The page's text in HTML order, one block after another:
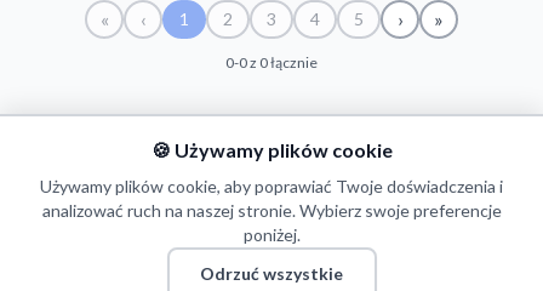
« ‹ 1 2 3 4 5 › »
0-0 z 0 łącznie
ZAWODNIK LICZBA START KONIEC
© 2026 Puls Basketu. Wszelkie prawa zastrzeżone.
🍪 Używamy plików cookie
Używamy plików cookie, aby poprawiać Twoje doświadczenia i
analizować ruch na naszej stronie. Wybierz swoje preferencje
poniżej.
Odrzuć wszystkie